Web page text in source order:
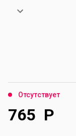
Отсутствует
765 Р